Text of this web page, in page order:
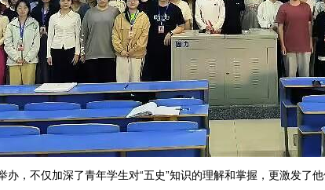
办，不仅加深了青年学生对“五史”知识的理解和掌握，更激发了